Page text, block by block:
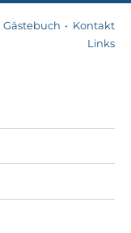
Kontakt
Gästebuch
Links